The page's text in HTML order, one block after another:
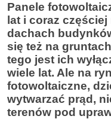
Panele
lat i coraz
dachach
się też na
tego jest ich
wiele lat. Ale na
fotowoltaiczne,
wytwarzać prąd,
terenów pod